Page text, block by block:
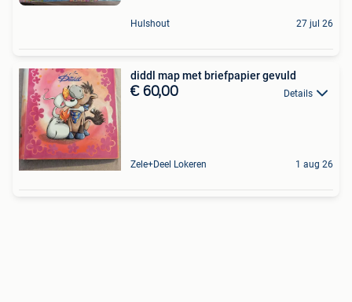
Hulshout 27 jul 26
diddl map met briefpapier gevuld
€ 60,00 Details
Zele+Deel Lokeren 1 aug 26